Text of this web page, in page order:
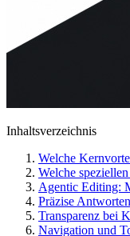
Inhaltsverzeichnis
Welche
Welche
Agentic Editing:
Präzise
Transparenz bei
Navigation und